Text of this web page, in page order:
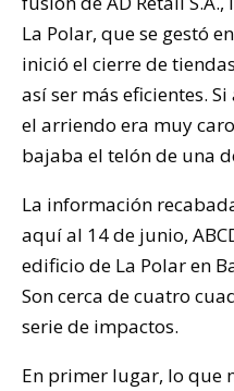
La Polar, que se gestó
inició el cierre de
así ser más eficientes.
el arriendo era muy
bajaba el telón de una
La información
aquí al 14 de junio,
edificio de La Polar en
Son cerca de cuatro
serie de impactos.
En primer lugar, lo que